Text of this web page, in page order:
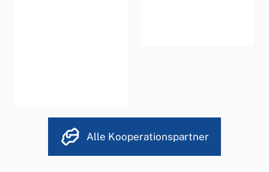
Alle Kooperationspartner